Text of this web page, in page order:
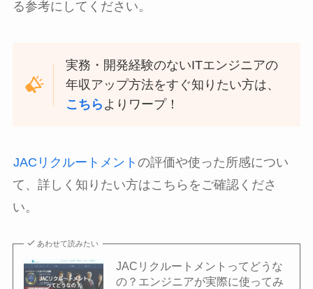
る参考にしてください。
実務・開発経験のないITエンジニアの
年収アップ方法をすぐ知りたい方は、
こちら よりワープ！
JACリクルートメント の評価や使った所感につい
て、詳しく知りたい方はこちらをご確認くださ
い。
あわせて読みたい
JACリクルートメントってどうな
の？エンジニアが実際に使ってみ